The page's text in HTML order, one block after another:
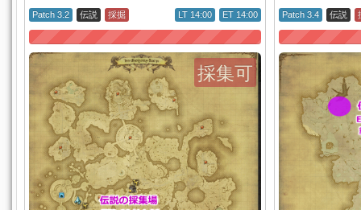
採集可
Patch 3.2 伝説 採掘 ET 14:00
LT 14:00 Patch 3.4 伝説